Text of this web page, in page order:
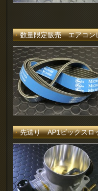
数量限定販売 エアコ
先送り AP1ビックスロ